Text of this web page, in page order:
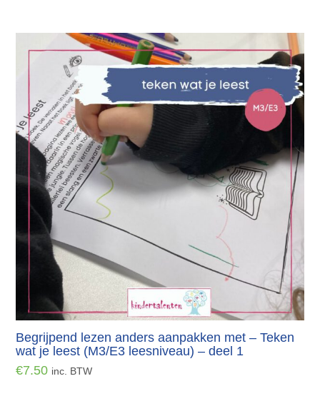
Begrijpend lezen anders aanpakken met – Teken
wat je leest (M3/E3 leesniveau) – deel 1
€7.50 inc. BTW